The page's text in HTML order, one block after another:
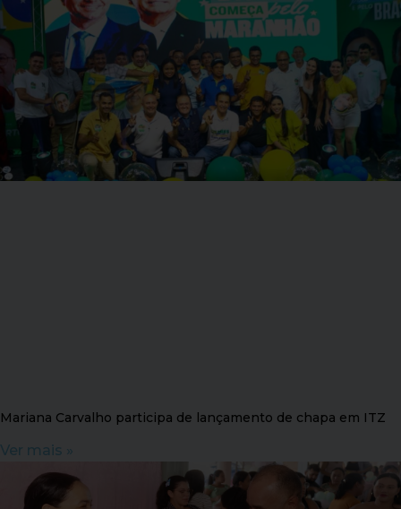
Mariana Carvalho participa de lançamento de chapa em ITZ
Ver mais »